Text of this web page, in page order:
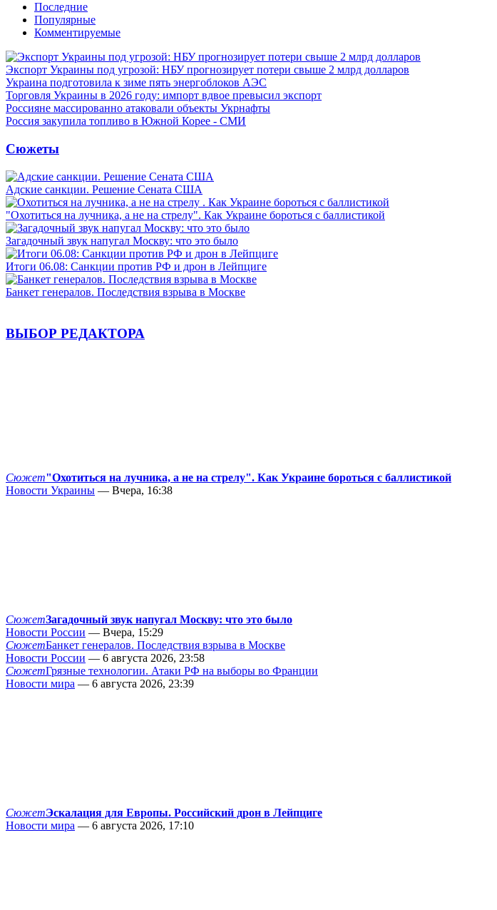
Последние
Популярные
Комментируемые
Экспорт Украины под угрозой: НБУ прогнозирует потери свыше 2 млрд долларов
Украина подготовила к зиме пять энергоблоков АЭС
Торговля Украины в 2026 году: импорт вдвое превысил экспорт
Россияне массированно атаковали объекты Укрнафты
Россия закупила топливо в Южной Корее - СМИ
Сюжеты
Адские санкции. Решение Сената США
"Охотиться на лучника, а не на стрелу". Как Украине бороться с баллистикой
Загадочный звук напугал Москву: что это было
Итоги 06.08: Санкции против РФ и дрон в Лейпциге
Банкет генералов. Последствия взрыва в Москве
ВЫБОР РЕДАКТОРА
Сюжет"Охотиться на лучника, а не на стрелу". Как Украине бороться с баллистикой
Новости Украины — Вчера, 16:38
СюжетЗагадочный звук напугал Москву: что это было
Новости России — Вчера, 15:29
СюжетБанкет генералов. Последствия взрыва в Москве
Новости России — 6 августа 2026, 23:58
СюжетГрязные технологии. Атаки РФ на выборы во Франции
Новости мира — 6 августа 2026, 23:39
СюжетЭскалация для Европы. Российский дрон в Лейпциге
Новости мира — 6 августа 2026, 17:10